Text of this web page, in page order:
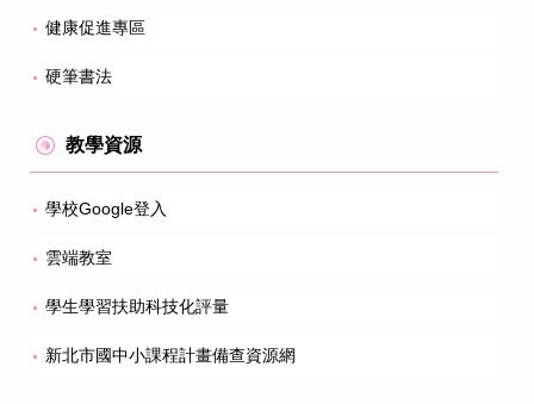
健康促進專區
硬筆書法
教學資源
學校Google登入
雲端教室
學生學習扶助科技化評量
新北市國中小課程計畫備查資源網